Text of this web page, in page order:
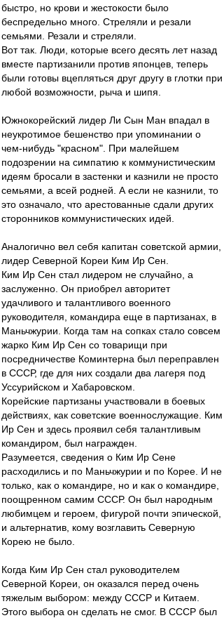
быстро, но крови и жестокости было
беспредельно много. Стреляли и резали
семьями. Резали и стреляли.
Вот так. Люди, которые всего десять лет назад
вместе партизанили против японцев, теперь
были готовы вцепляться друг другу в глотки при
любой возможности, рыча и шипя.
Южнокорейский лидер Ли Сын Ман впадал в
неукротимое бешенство при упоминании о
чем-нибудь "красном". При малейшем
подозрении на симпатию к коммунистическим
идеям бросали в застенки и казнили не просто
семьями, а всей родней. А если не казнили, то
это означало, что арестованные сдали других
сторонников коммунистических идей.
Аналогично вел себя капитан советской армии,
лидер Северной Кореи Ким Ир Сен.
Ким Ир Сен стал лидером не случайно, а
заслуженно. Он приобрел авторитет
удачливого и талантливого военного
руководителя, командира еще в партизанах, в
Маньчжурии. Когда там на сопках стало совсем
жарко Ким Ир Сен со товарищи при
посредничестве Коминтерна был переправлен
в СССР, где для них создали два лагеря под
Уссурийском и Хабаровском.
Корейские партизаны участвовали в боевых
действиях, как советские военнослужащие. Ким
Ир Сен и здесь проявил себя талантливым
командиром, был награжден.
Разумеется, сведения о Ким Ир Сене
расходились и по Маньчжурии и по Корее. И не
только, как о командире, но и как о командире,
поощренном самим СССР. Он был народным
любимцем и героем, фигурой почти эпической,
и альтернатив, кому возглавить Северную
Корею не было.
Когда Ким Ир Сен стал руководителем
Северной Кореи, он оказался перед очень
тяжелым выбором: между СССР и Китаем.
Этого выбора он сделать не смог. В СССР был